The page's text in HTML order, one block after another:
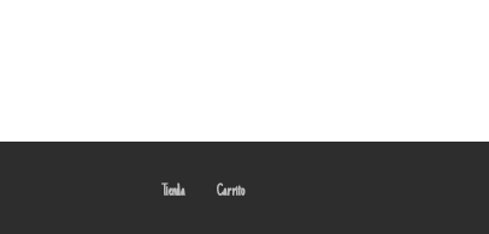
Tienda Carrito